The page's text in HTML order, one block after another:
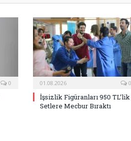
0 01.08.2026 0
İşsizlik Figüranları 950 TL’lik
Setlere Mecbur Bıraktı